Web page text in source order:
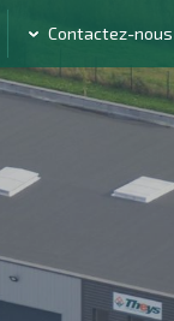
Contactez-nous